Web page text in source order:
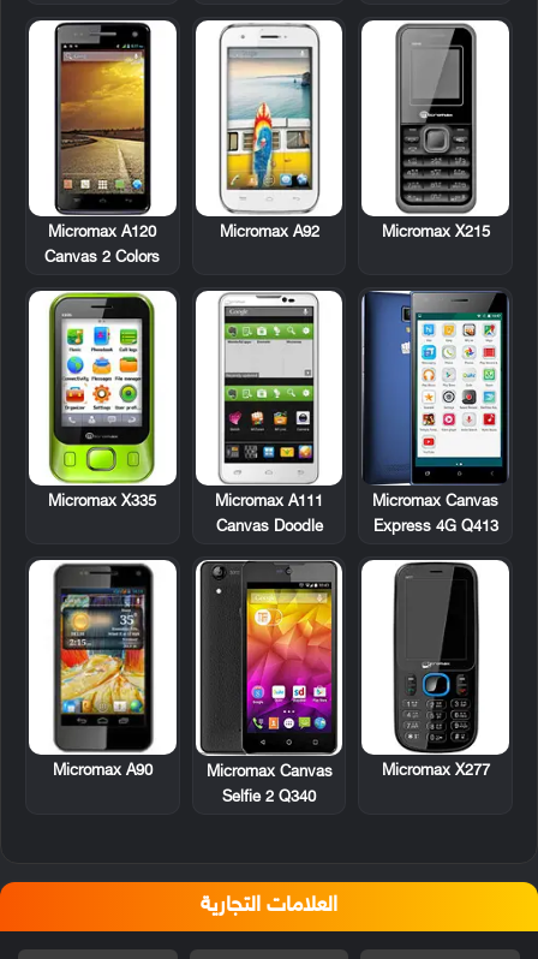
Micromax X215
Micromax A92
Micromax A120
Canvas 2 Colors
Micromax Canvas
Express 4G Q413
Micromax A111
Canvas Doodle
Micromax X335
Micromax X277
Micromax Canvas
Selfie 2 Q340
Micromax A90
العلامات التجارية